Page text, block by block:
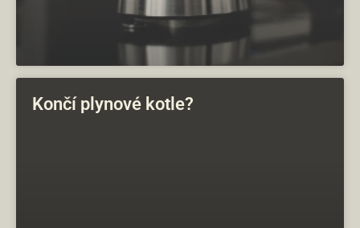
Končí plynové kotle?